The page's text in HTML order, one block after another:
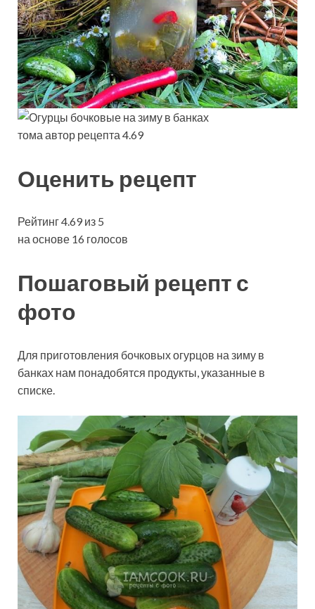
тома автор рецепта 4.69
Оценить рецепт
Рейтинг 4.69 из 5
на основе 16 голосов
Пошаговый рецепт с
фото
Для приготовления бочковых огурцов на зиму в
банках нам понадобятся продукты, указанные в
списке.